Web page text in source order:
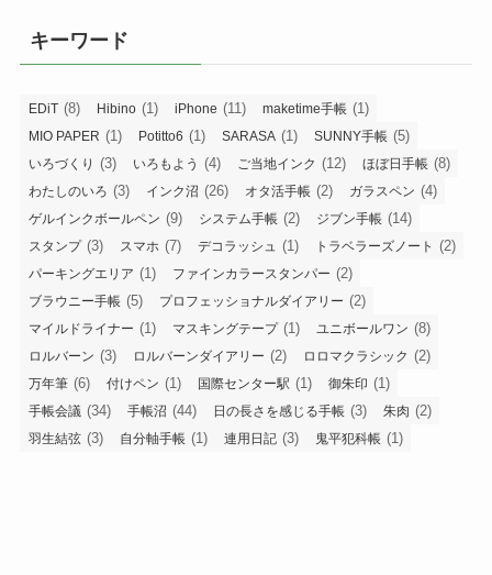
キーワード
EDiT (8) Hibino (1) iPhone (11) maketime手帳 (1)
MIO PAPER (1) Potitto6 (1) SARASA (1) SUNNY手帳 (5)
いろづくり (3) いろもよう (4) ご当地インク (12) ほぼ日手帳 (8)
わたしのいろ (3) インク沼 (26) オタ活手帳 (2) ガラスペン (4)
ゲルインクボールペン (9) システム手帳 (2) ジブン手帳 (14)
スタンプ(3) スマホ (7) デコラッシュ (1) トラベラーズノート (2)
パーキングエリア (1) ファインカラースタンパー (2)
ブラウニー手帳 (5) プロフェッショナルダイアリー (2)
マイルドライナー (1) マスキングテープ(1) ユニボールワン (8)
ロルバーン (3) ロルバーンダイアリー (2) ロロマクラシック (2)
万年筆 (6) 付けペン (1) 国際センター駅 (1) 御朱印 (1)
手帳会議 (34) 手帳沼 (44) 日の長さを感じる手帳 (3) 朱肉 (2)
羽生結弦 (3) 自分軸手帳 (1) 連用日記 (3) 鬼平犯科帳 (1)